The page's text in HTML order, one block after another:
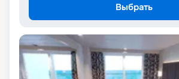
Выбрать